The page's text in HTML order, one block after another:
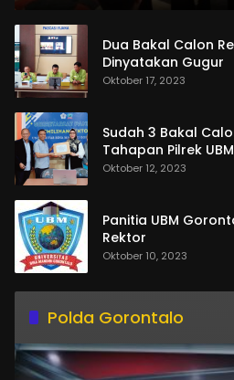
Dua Bakal Calon
Dinyatakan Gugur
Oktober 17, 2023
Sudah 3 Bakal
Tahapan Pilrek
Oktober 12, 2023
Panitia UBM
Rektor
Oktober 10, 2023
Polda Gorontalo